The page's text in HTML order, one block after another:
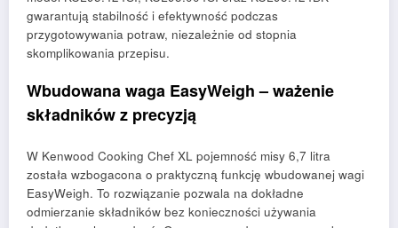
gwarantują stabilność i efektywność podczas
przygotowywania potraw, niezależnie od stopnia
skomplikowania przepisu.
Wbudowana waga EasyWeigh – ważenie
składników z precyzją
W Kenwood Cooking Chef XL pojemność misy 6,7 litra
została wzbogacona o praktyczną funkcję wbudowanej wagi
EasyWeigh. To rozwiązanie pozwala na dokładne
odmierzanie składników bez konieczności używania